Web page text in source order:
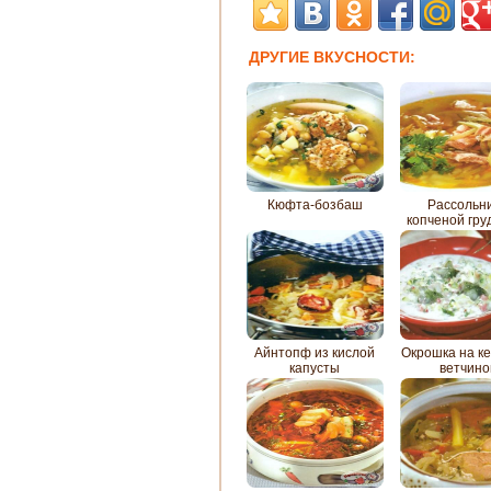
ДРУГИЕ ВКУСНОСТИ:
Кюфта-бозбаш
копченой
Айнтопф из кислой
капусты
Окрошка на